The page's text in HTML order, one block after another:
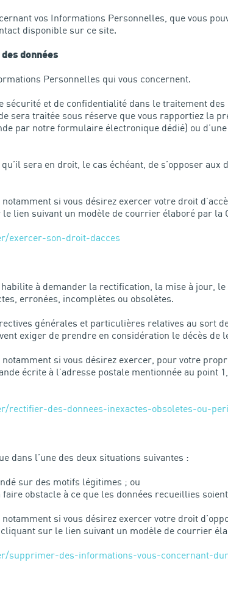
vos Informations Personnelles, que vous
disponible sur ce site.
données
Personnelles qui vous concernent.
sécurité et de confidentialité dans le traitement
sera traitée sous réserve que vous rapportiez la
par notre formulaire électronique dédié) ou
sera en droit, le cas échéant, de s’opposer
si vous désirez exercer votre droit
lien suivant un modèle de courrier élaboré par
exercer-son-droit-dacces
à demander la rectification, la mise à jour,
erronées, incomplètes ou obsolètes.
générales et particulières relatives au sort
exiger de prendre en considération le décès
si vous désirez exercer, pour votre
écrite à l’adresse postale mentionnée au
des-donnees-inexactes-obsoletes-ou-
dans l’une des deux situations suivantes :
sur des motifs légitimes ; ou
faire obstacle à ce que les données recueillies
si vous désirez exercer votre droit
sur le lien suivant un modèle de courrier
des-informations-vous-concernant-